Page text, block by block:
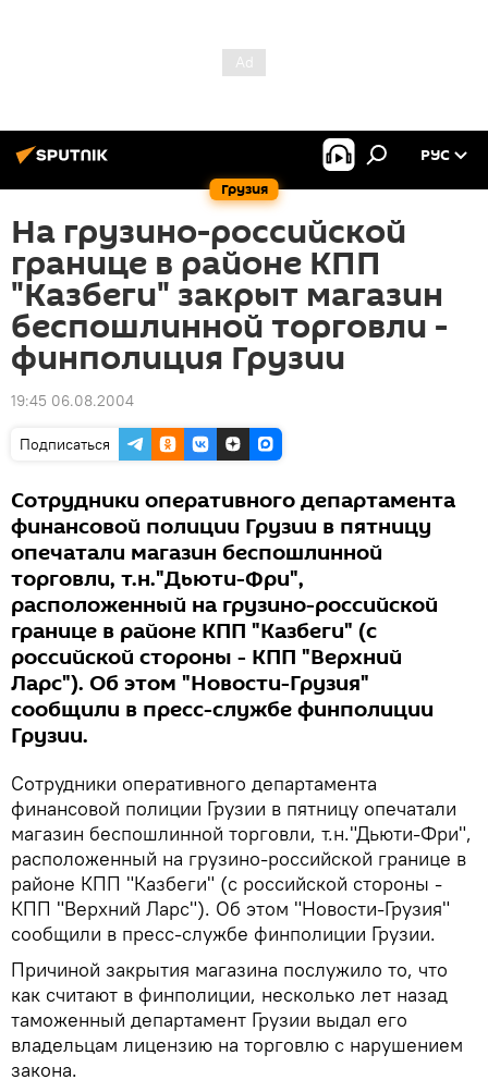
Грузия
РУС
На грузино-российской
границе в районе КПП
"Казбеги" закрыт магазин
беспошлинной торговли -
финполиция Грузии
19:45 06.08.2004
Подписаться
Сотрудники оперативного департамента
финансовой полиции Грузии в пятницу
опечатали магазин беспошлинной
торговли, т.н."Дьюти-Фри",
расположенный на грузино-российской
границе в районе КПП "Казбеги" (с
российской стороны - КПП "Верхний
Ларс"). Об этом "Новости-Грузия"
сообщили в пресс-службе финполиции
Грузии.
Сотрудники оперативного департамента
финансовой полиции Грузии в пятницу опечатали
магазин беспошлинной торговли, т.н."Дьюти-Фри",
расположенный на грузино-российской границе в
районе КПП "Казбеги" (с российской стороны -
КПП "Верхний Ларс"). Об этом "Новости-Грузия"
сообщили в пресс-службе финполиции Грузии.
Причиной закрытия магазина послужило то, что
как считают в финполиции, несколько лет назад
таможенный департамент Грузии выдал его
владельцам лицензию на торговлю с нарушением
закона.